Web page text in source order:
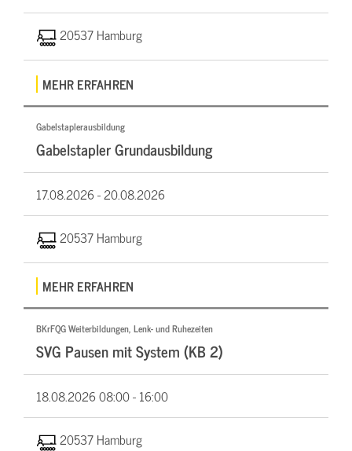
20537 Hamburg
MEHR ERFAHREN
Gabelstaplerausbildung
Gabelstapler Grundausbildung
17.08.2026 -20.08.2026
20537 Hamburg
MEHR ERFAHREN
BKrFQG Weiterbildungen, Lenk- und Ruhezeiten
SVG Pausen mit System (KB 2)
18.08.202608:00 - 16:00
20537 Hamburg